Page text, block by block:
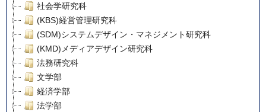
社会学研究科
(KBS)経営管理研究科
(SDM)システムデザイン・マネジメント研究科
(KMD)メディアデザイン研究科
法務研究科
文学部
経済学部
法学部